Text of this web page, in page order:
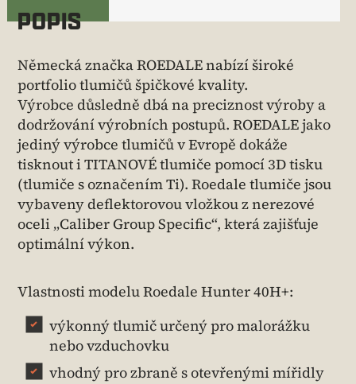
POPIS
Německá značka ROEDALE nabízí široké
portfolio tlumičů špičkové kvality.
Výrobce důsledně dbá na preciznost výroby a
dodržování výrobních postupů. ROEDALE jako
jediný výrobce tlumičů v Evropě dokáže
tisknout i TITANOVÉ tlumiče pomocí 3D tisku
(tlumiče s označením Ti). Roedale tlumiče jsou
vybaveny deflektorovou vložkou z nerezové
oceli „Caliber Group Specific“, která zajišťuje
optimální výkon.
Vlastnosti modelu Roedale Hunter 40H+:
výkonný tlumič určený pro malorážku
nebo vzduchovku
vhodný pro zbraně s otevřenými mířidly